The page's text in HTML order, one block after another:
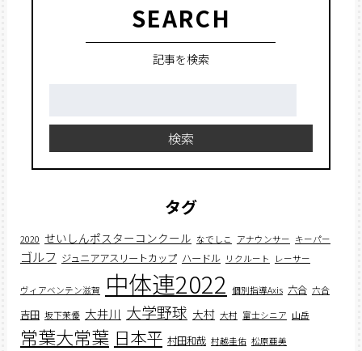
SEARCH
記事を検索
検索
タグ
2020 せいしんポスターコンクール なでしこ アナウンサー キーパー
ゴルフ ジュニアアスリートカップ ハードル リクルート レーサー
ヴィアベンテン滋賀 中体連2022 個別指導Axis 六合 六合
吉田 坂下茉優 大井川 大学野球 大村 大村 富士シニア 山岳
常葉大常葉 日本平 村田和哉 村越圭佑 松原亜美